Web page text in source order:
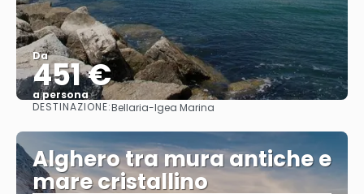
Da
451 €
a persona
Vedere
DESTINAZIONE:Bellaria-Igea Marina
Alghero tra mura antiche e
mare cristallino